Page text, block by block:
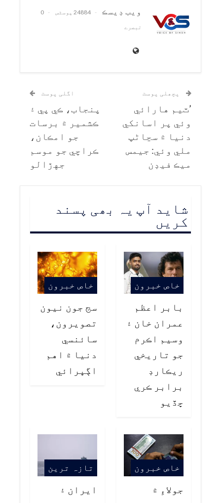
ويب ڊيسڪ 24884 پوسٹس
0
تبصرے
پچھلی پوسٹ
’ٽيم هارائي
وئي پر اسانکي
دنيا ۾ سڃاڻپ
ملي وئي: جيمس
ميڪ فيڊن
اگلی پوسٹ
پنجاب، ڪي پي ۽
ڪشمير ۾ برسات
جو امڪان،
ڪراچي جو موسم
جهڙالو
شاید آپ یہ بھی پسند
کریں
خاص خبرون
بابر اعظم
عمران خان ۽
وسيم اڪرم
جو تاريخي
ريڪارڊ
برابر ڪري
ڇڏيو
خاص خبرون
سج جون نيون
تصويرون،
سائنسي
دنيا ۾ اهم
اڳڀرائي
خاص خبرون
جولاءِ ۾
تازہ ترین
ايران ۽